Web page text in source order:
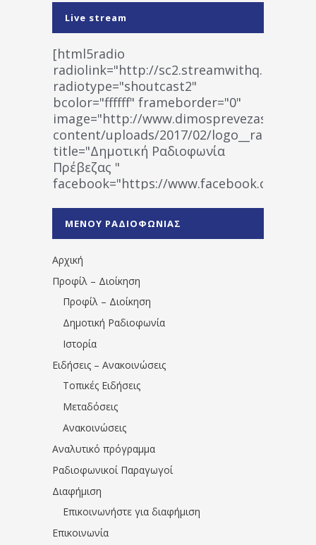
Live stream
[html5radio
radiolink="http://
radiotype="shoutcast2"
bcolor="ffffff" frameborder="0"
image="http://www.dimosprevezas.gr/wp-
content/uploads/2017/02/
title="Δημοτική Ραδιοφωνία
Πρέβεζας "
facebook="https://www.facebook.com/
1531194763766854/" artist="" ]
ΜΕΝΟΥ ΡΑΔΙΟΦΩΝΙΑΣ
Αρχική
Προφίλ – Διοίκηση
Προφίλ – Διοίκηση
Δημοτική Ραδιοφωνία
Ιστορία
Ειδήσεις – Ανακοινώσεις
Τοπικές Ειδήσεις
Μεταδόσεις
Ανακοινώσεις
Αναλυτικό πρόγραμμα
Ραδιοφωνικοί Παραγωγοί
Διαφήμιση
Επικοινωνήστε για διαφήμιση
Επικοινωνία